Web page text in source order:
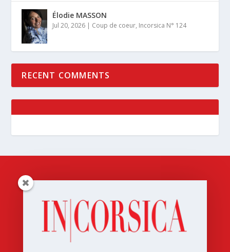
Élodie MASSON
Jul 20, 2026 | Coup de coeur, Incorsica N° 124
RECENT COMMENTS